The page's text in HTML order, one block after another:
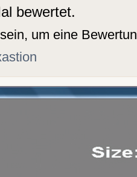
bewertet.
um eine